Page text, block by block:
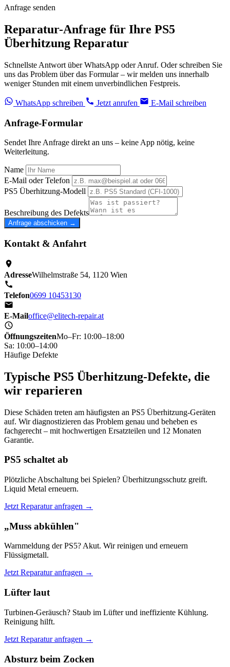
Anfrage senden
Reparatur-Anfrage für Ihre PS5
Überhitzung Reparatur
Schnellste Antwort über WhatsApp oder Anruf. Oder schreiben Sie
uns das Problem über das Formular – wir melden uns innerhalb
weniger Stunden mit einem unverbindlichen Festpreis.
WhatsApp schreiben Jetzt anrufen E-Mail schreiben
Anfrage-Formular
Sendet Ihre Anfrage direkt an uns – keine App nötig, keine
Weiterleitung.
Name
E-Mail oder Telefon
PS5 Überhitzung-Modell
Beschreibung des Defekts
Anfrage abschicken →
Kontakt & Anfahrt
AdresseWilhelmstraße 54, 1120 Wien
Telefon0699 10453130
E-Mailoffice@elitech-repair.at
ÖffnungszeitenMo–Fr: 10:00–18:00
Sa: 10:00–14:00
Häufige Defekte
Typische PS5 Überhitzung-Defekte, die
wir reparieren
Diese Schäden treten am häufigsten an PS5 Überhitzung-Geräten
auf. Wir diagnostizieren das Problem genau und beheben es
fachgerecht – mit hochwertigen Ersatzteilen und 12 Monaten
Garantie.
PS5 schaltet ab
Plötzliche Abschaltung bei Spielen? Überhitzungsschutz greift.
Liquid Metal erneuern.
Jetzt Reparatur anfragen →
„Muss abkühlen"
Warnmeldung der PS5? Akut. Wir reinigen und erneuern
Flüssigmetall.
Jetzt Reparatur anfragen →
Lüfter laut
Turbinen-Geräusch? Staub im Lüfter und ineffiziente Kühlung.
Reinigung hilft.
Jetzt Reparatur anfragen →
Absturz beim Zocken